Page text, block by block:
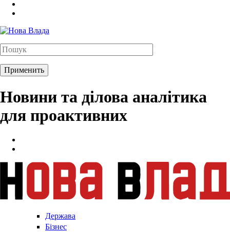
Новини та ділова аналітика
для проактивних
Держава
Бізнес